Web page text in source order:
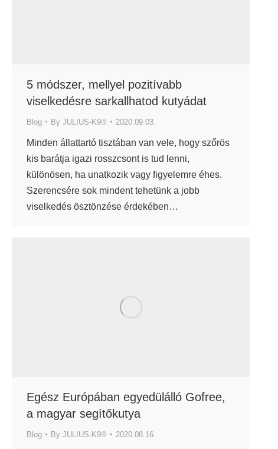
5 módszer, mellyel pozitívabb
viselkedésre sarkallhatod kutyádat
Blog By JULIUS-K9® 2020.09.03.
Minden állattartó tisztában van vele, hogy szőrös
kis barátja igazi rosszcsont is tud lenni,
különösen, ha unatkozik vagy figyelemre éhes.
Szerencsére sok mindent tehetünk a jobb
viselkedés ösztönzése érdekében…
Egész Európában egyedülálló Gofree,
a magyar segítőkutya
Blog By JULIUS-K9® 2020.08.16.